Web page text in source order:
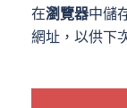
在瀏覽器中儲
網址，以供下